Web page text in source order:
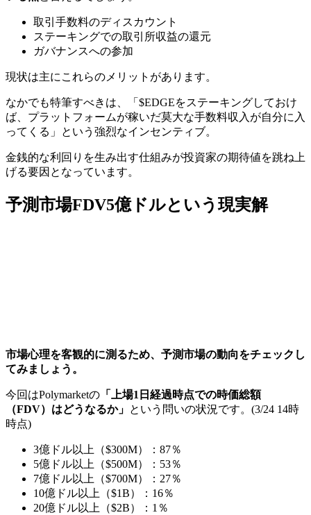
取引手数料のディスカウント
ステーキングでの取引所収益の還元
ガバナンスへの参加
現状は主にこれらのメリットがあります。
なかでも特筆すべきは、
「$EDGEをステーキングしておけ
ば、プラットフォームが稼いだ莫大な手数料収入が自分に入
ってくる」
という強烈なインセンティブ。
金銭的な利回りを生み出す仕組みが投資家の期待値を跳ね上
げる要因となっています。
予測市場FDV5億ドルという現実解
市場心理を客観的に測るため、予測市場の動向をチェックし
てみましょう。
今回はPolymarketの 「上場1日経過時点での時価総額
（FDV）はどうなるか」 という問いの状況です。(3/24 14時
時点)
3億ドル以上（$300M）：87％
5億ドル以上（$500M）：53％
7億ドル以上（$700M）：27％
10億ドル以上（$1B）：16％
20億ドル以上（$2B）：1％